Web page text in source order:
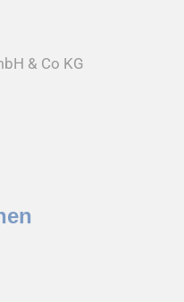
& Co KG